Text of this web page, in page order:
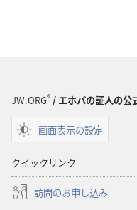
JW.ORG®/ エホバの証人の公
画面表示の設定
クイックリンク
訪問のお申し込み